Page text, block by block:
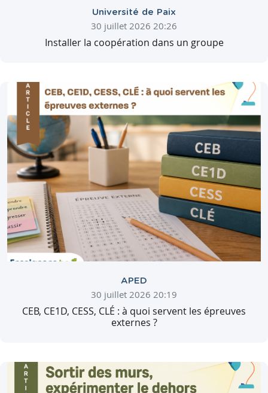
Université de Paix
30 juillet 2026 20:26
Installer la coopération dans un groupe
APED
30 juillet 2026 20:19
CEB, CE1D, CESS, CLÉ : à quoi servent les épreuves
externes ?